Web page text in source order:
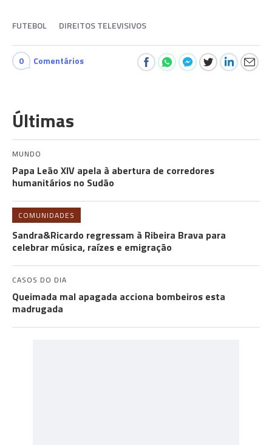
FUTEBOL DIREITOS TELEVISIVOS
0 Comentários
Últimas
MUNDO
Papa Leão XIV apela à abertura de corredores
humanitários no Sudão
COMUNIDADES
Sandra&Ricardo regressam à Ribeira Brava para
celebrar música, raízes e emigração
CASOS DO DIA
Queimada mal apagada acciona bombeiros esta
madrugada